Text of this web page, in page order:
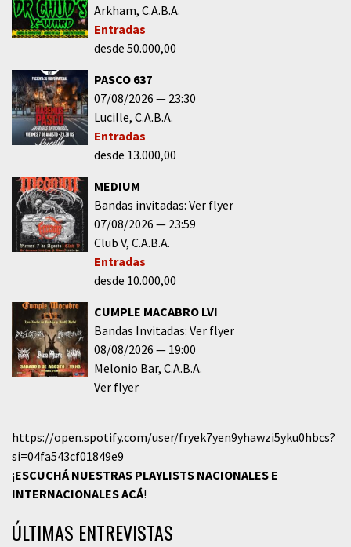
Arkham C.A.B.A.
Entradas
desde 50.000,00
PASCO 637
07/08/2026
23:30
Lucille C.A.B.A.
Entradas
desde 13.000,00
MEDIUM
Bandas invitadas: Ver flyer
07/08/2026
23:59
Club V C.A.B.A.
Entradas
desde 10.000,00
CUMPLE MACABRO LVI
Bandas Invitadas: Ver flyer
08/08/2026
19:00
Melonio Bar C.A.B.A.
Ver flyer
https://open.spotify.com/user/fryek7yen9yhawzi5yku0hbcs?
si=04fa543cf01849e9
¡ESCUCHÁ NUESTRAS PLAYLISTS NACIONALES E
INTERNACIONALESACÁ!
ÚLTIMAS ENTREVISTAS